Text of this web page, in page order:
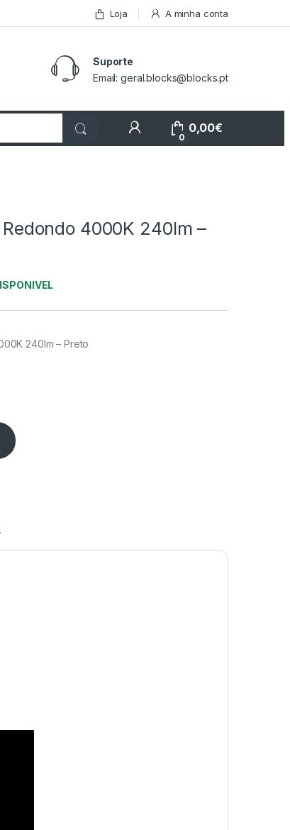
Loja A minha conta
Suporte
Email: geral.blocks@blocks.pt
My Account
0
0,00€
4000K 240lm –
240lm – Preto